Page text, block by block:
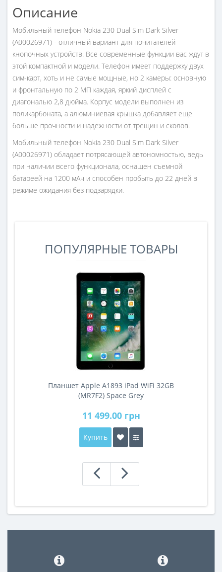
Описание
Мобильный телефон Nokia 230 Dual Sim Dark Silver
(A00026971) - отличный вариант для почитателей
кнопочных устройств. Все современные функции вас ждут в
этой компактной и модели. Телефон имеет поддержку двух
сим-карт, хоть и не самые мощные, но 2 камеры: основную
и фронтальную по 2 МП каждая, яркий дисплей с
диагональю 2,8 дюйма. Корпус модели выполнен из
поликарбоната, а алюминиевая крышка добавляет еще
больше прочности и надежности от трещин и сколов.
Мобильный телефон Nokia 230 Dual Sim Dark Silver
(A00026971) обладает потрясающей автономностью, ведь
при наличии всего функционала, оснащен съемной
батареей на 1200 мАч и способен пробыть до 22 дней в
режиме ожидания без подзарядки.
ПОПУЛЯРНЫЕ ТОВАРЫ
Планшет Apple A1893 iPad WiFi 32GB
(MR7F2) Space Grey
11 499.00 грн
Купить